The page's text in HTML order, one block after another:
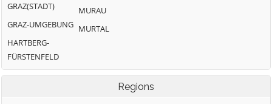
GRAZ(STADT)
GRAZ-UMGEBUNG
HARTBERG-
FÜRSTENFELD
MURAU
MURTAL
Regions